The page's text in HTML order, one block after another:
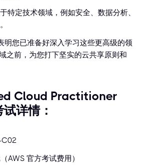
特定技术领域，例如安全、数据分析、
明您已准备好深入学习这些更高级的领
之前，为您打下坚实的云共享原则和
Cloud Practitioner
详情：
C02
AWS 官方考试费用）